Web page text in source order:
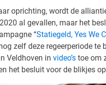
oprichting, wordt de
al gevallen, maar het
“Statiegeld, Yes We
zelf deze regeerperiode
Veldhoven in video’s toe om
het besluit voor de blikjes